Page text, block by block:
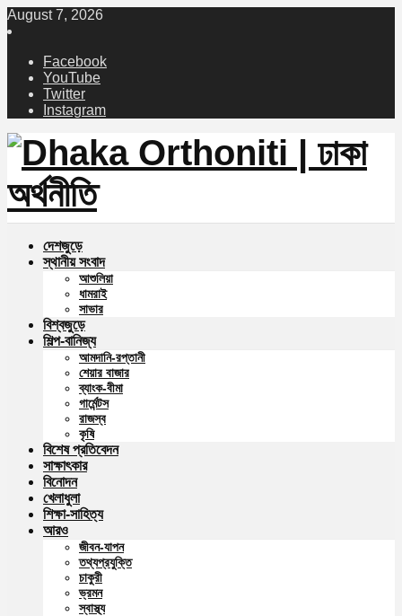
August 7, 2026
Facebook
YouTube
Twitter
Instagram
দেশজুড়ে
স্থানীয় সংবাদ
আশুলিয়া
ধামরাই
সাভার
বিশ্বজুড়ে
শিল্প-বানিজ্য
আমদানি-রপ্তানী
শেয়ার বাজার
ব্যাংক-বীমা
গার্মেন্টস
রাজস্ব
কৃষি
বিশেষ প্রতিবেদন
সাক্ষাৎকার
বিনোদন
খেলাধুলা
শিক্ষা-সাহিত্য
আরও
জীবন-যাপন
তথ্যপ্রযুক্তি
চাকুরী
ভ্রমন
স্বাস্থ্য